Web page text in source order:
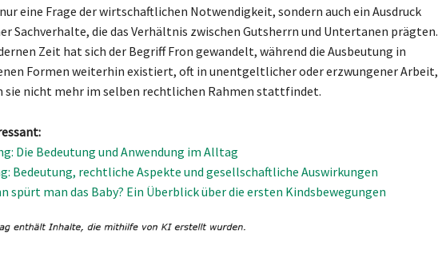
eine Frage der wirtschaftlichen Notwendigkeit, sondern auch ein Ausdruck
Sachverhalte, die das Verhältnis zwischen Gutsherrn und Untertanen prägten.
Zeit hat sich der Begriff Fron gewandelt, während die Ausbeutung in
Formen weiterhin existiert, oft in unentgeltlicher oder erzwungener Arbeit,
sie nicht mehr im selben rechtlichen Rahmen stattfindet.
Die Bedeutung und Anwendung im Alltag
Bedeutung, rechtliche Aspekte und gesellschaftliche Auswirkungen
spürt man das Baby? Ein Überblick über die ersten Kindsbewegungen